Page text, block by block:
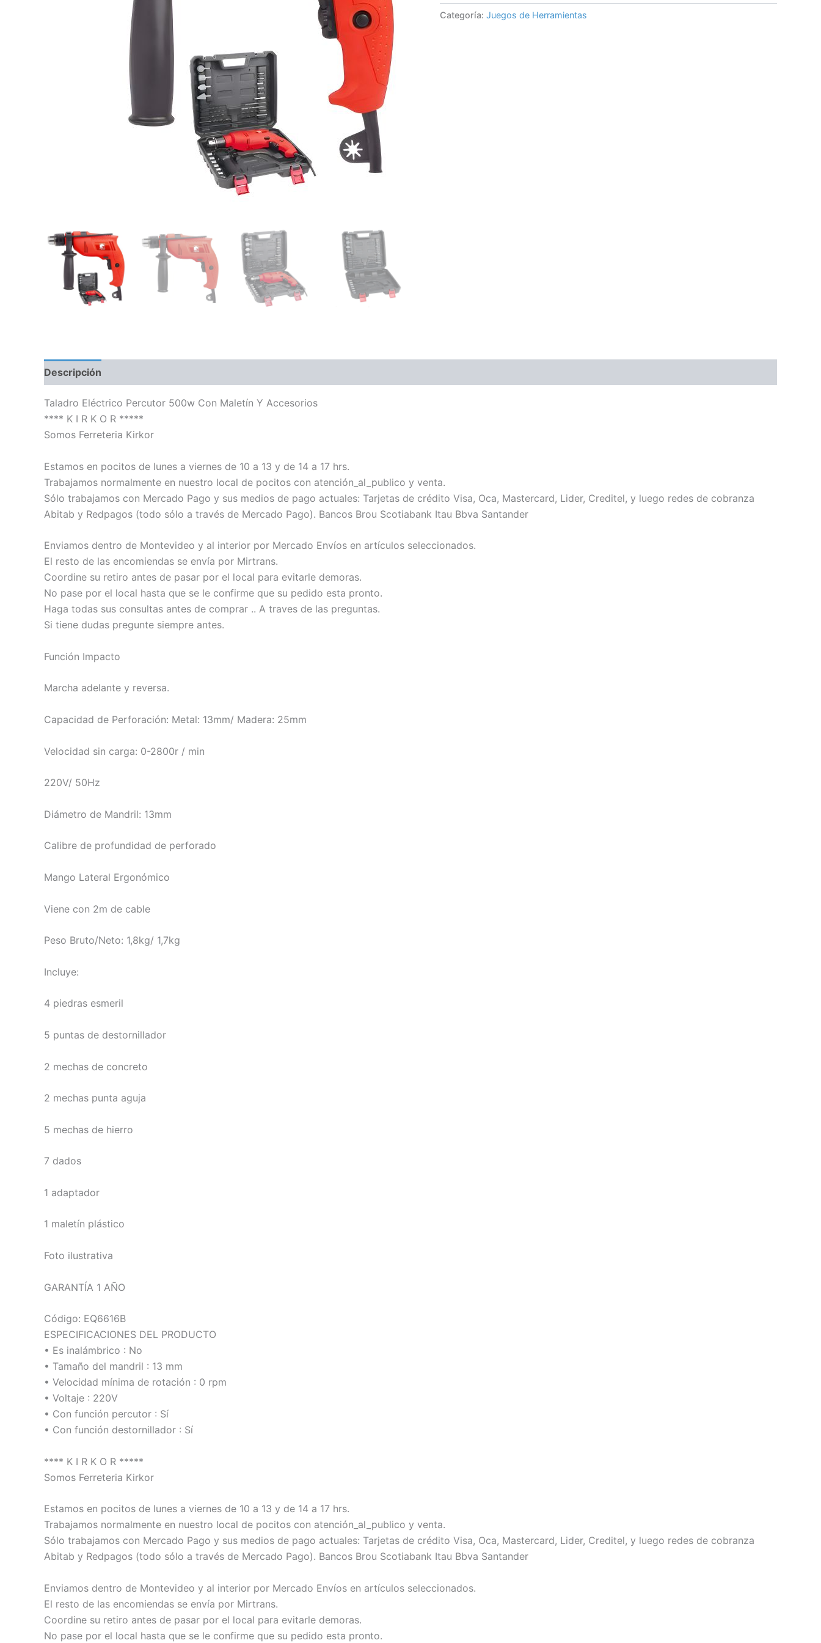
Categoría: Juegos de Herramientas
Descripción
Taladro Eléctrico Percutor 500w Con Maletín Y Accesorios
**** K I R K O R *****
Somos Ferreteria Kirkor
Estamos en pocitos de lunes a viernes de 10 a 13 y de 14 a 17 hrs.
Trabajamos normalmente en nuestro local de pocitos con atención_al_publico y venta.
Sólo trabajamos con Mercado Pago y sus medios de pago actuales: Tarjetas de crédito Visa, Oca, Mastercard, Lider, Creditel, y luego redes de cobranza
Abitab y Redpagos (todo sólo a través de Mercado Pago). Bancos Brou Scotiabank Itau Bbva Santander
Enviamos dentro de Montevideo y al interior por Mercado Envíos en artículos seleccionados.
El resto de las encomiendas se envía por Mirtrans.
Coordine su retiro antes de pasar por el local para evitarle demoras.
No pase por el local hasta que se le confirme que su pedido esta pronto.
Haga todas sus consultas antes de comprar .. A traves de las preguntas.
Si tiene dudas pregunte siempre antes.
Función Impacto
Marcha adelante y reversa.
Capacidad de Perforación: Metal: 13mm/ Madera: 25mm
Velocidad sin carga: 0-2800r / min
220V/ 50Hz
Diámetro de Mandril: 13mm
Calibre de profundidad de perforado
Mango Lateral Ergonómico
Viene con 2m de cable
Peso Bruto/Neto: 1,8kg/ 1,7kg
Incluye:
4 piedras esmeril
5 puntas de destornillador
2 mechas de concreto
2 mechas punta aguja
5 mechas de hierro
7 dados
1 adaptador
1 maletín plástico
Foto ilustrativa
GARANTÍA 1 AÑO
Código: EQ6616B
ESPECIFICACIONES DEL PRODUCTO
• Es inalámbrico : No
• Tamaño del mandril : 13 mm
• Velocidad mínima de rotación : 0 rpm
• Voltaje : 220V
• Con función percutor : Sí
• Con función destornillador : Sí
**** K I R K O R *****
Somos Ferreteria Kirkor
Estamos en pocitos de lunes a viernes de 10 a 13 y de 14 a 17 hrs.
Trabajamos normalmente en nuestro local de pocitos con atención_al_publico y venta.
Sólo trabajamos con Mercado Pago y sus medios de pago actuales: Tarjetas de crédito Visa, Oca, Mastercard, Lider, Creditel, y luego redes de cobranza
Abitab y Redpagos (todo sólo a través de Mercado Pago). Bancos Brou Scotiabank Itau Bbva Santander
Enviamos dentro de Montevideo y al interior por Mercado Envíos en artículos seleccionados.
El resto de las encomiendas se envía por Mirtrans.
Coordine su retiro antes de pasar por el local para evitarle demoras.
No pase por el local hasta que se le confirme que su pedido esta pronto.